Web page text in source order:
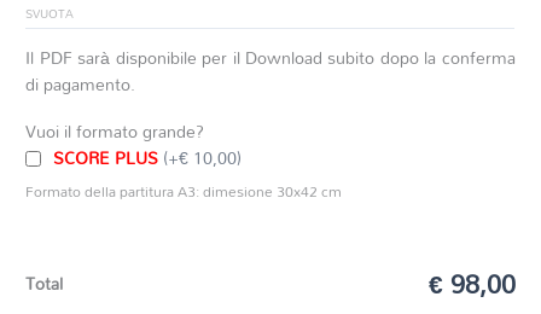
SVUOTA
Il PDF sarà disponibile per il Download subito dopo la conferma
di pagamento.
Vuoi il formato grande?
SCORE PLUS(+€ 10,00)
Formato della partitura A3: dimesione 30x42 cm
Total € 98,00